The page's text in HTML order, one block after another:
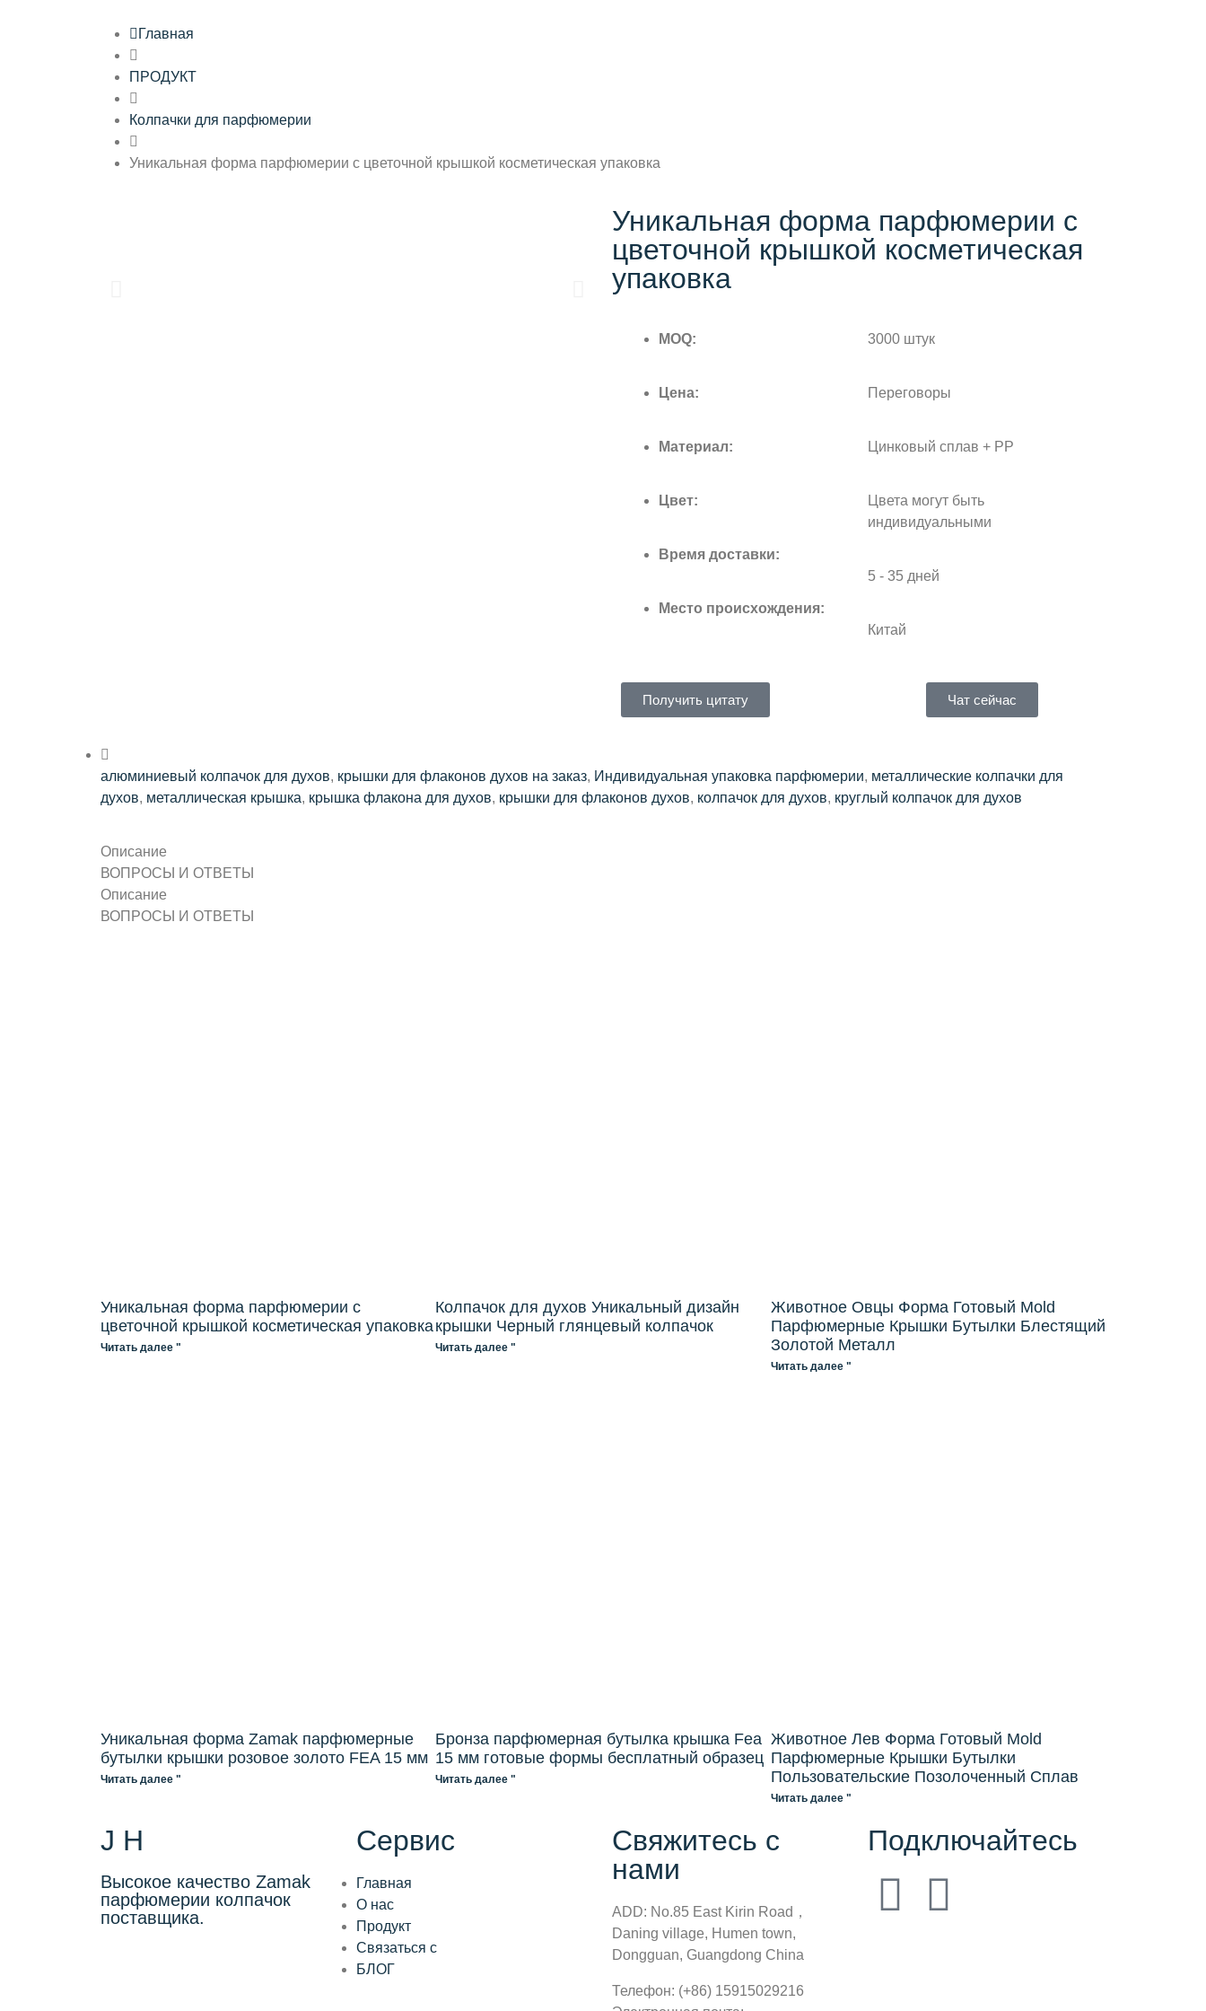
Главная
ПРОДУКТ
Колпачки для парфюмерии
Уникальная форма парфюмерии с цветочной крышкой косметическая упаковка
Уникальная форма парфюмерии с
цветочной крышкой косметическая
упаковка
MOQ:
Цена:
Материал:
Цвет:
Время доставки:
Место происхождения:
3000 штук
Переговоры
Цинковый сплав + PP
Цвета могут быть
индивидуальными
5 - 35 дней
Китай
Получить цитату Чат сейчас
алюминиевый колпачок для духов, крышки для флаконов духов на заказ, Индивидуальная упаковка парфюмерии, металлические колпачки для
духов, металлическая крышка, крышка флакона для духов, крышки для флаконов духов, колпачок для духов, круглый колпачок для духов
Описание
ВОПРОСЫ И ОТВЕТЫ
Описание
ВОПРОСЫ И ОТВЕТЫ
Уникальная форма парфюмерии с
цветочной крышкой косметическая упаковка
Читать далее "
Колпачок для духов Уникальный дизайн
крышки Черный глянцевый колпачок
Читать далее "
Животное Овцы Форма Готовый Mold
Парфюмерные Крышки Бутылки Блестящий
Золотой Металл
Читать далее "
Уникальная форма Zamak парфюмерные
бутылки крышки розовое золото FEA 15 мм
Читать далее "
Бронза парфюмерная бутылка крышка Fea
15 мм готовые формы бесплатный образец
Читать далее "
Животное Лев Форма Готовый Mold
Парфюмерные Крышки Бутылки
Пользовательские Позолоченный Сплав
Читать далее "
J H
Высокое качество Zamak
парфюмерии колпачок
поставщика.
Сервис
Главная
О нас
Продукт
Связаться с
БЛОГ
Свяжитесь с
нами
ADD: No.85 East Kirin Road，
Daning village, Humen town,
Dongguan, Guangdong China
Телефон: (+86) 15915029216
Подключайтесь